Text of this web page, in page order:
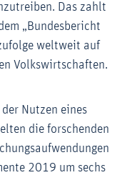
Das zahlt
„Bundesbericht
weltweit auf
Volkswirtschaften.
Nutzen eines
die forschenden
2019 um sechs